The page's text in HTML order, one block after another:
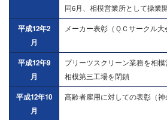
同6月、相模営業所として操業
平成12年2
月
メーカー表彰（ＱＣサークル大
平成12年9
月
プリーツスクリーン業務を相
相模第三工場を閉鎖
平成12年10
月
高齢者雇用に対しての表彰（